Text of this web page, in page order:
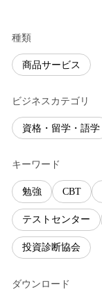
種類
商品サービス
ビジネスカテゴリ
資格・留学・語学
キーワード
勉強 CBT
テストセンター
投資診断協会
ダウンロード